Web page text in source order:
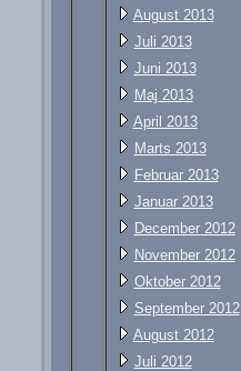
August 2013
Juli 2013
Juni 2013
Maj 2013
April 2013
Marts 2013
Februar 2013
Januar 2013
December 2012
November 2012
Oktober 2012
September 2012
August 2012
Juli 2012